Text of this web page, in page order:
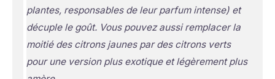
plantes, responsables de leur parfum intense)et
décuple le goût. Vous pouvez aussi remplacer la
moitié des citrons jaunes par des citrons verts
pour une version plus exotique et légèrement plus